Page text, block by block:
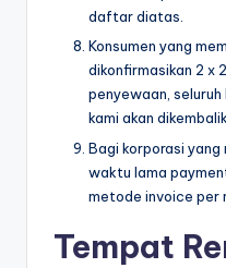
daftar diatas.
Konsumen yang
dikonfirmasikan 2 x
penyewaan, seluruh
kami akan
Bagi korporasi yang
waktu lama
metode invoice per
Tempat